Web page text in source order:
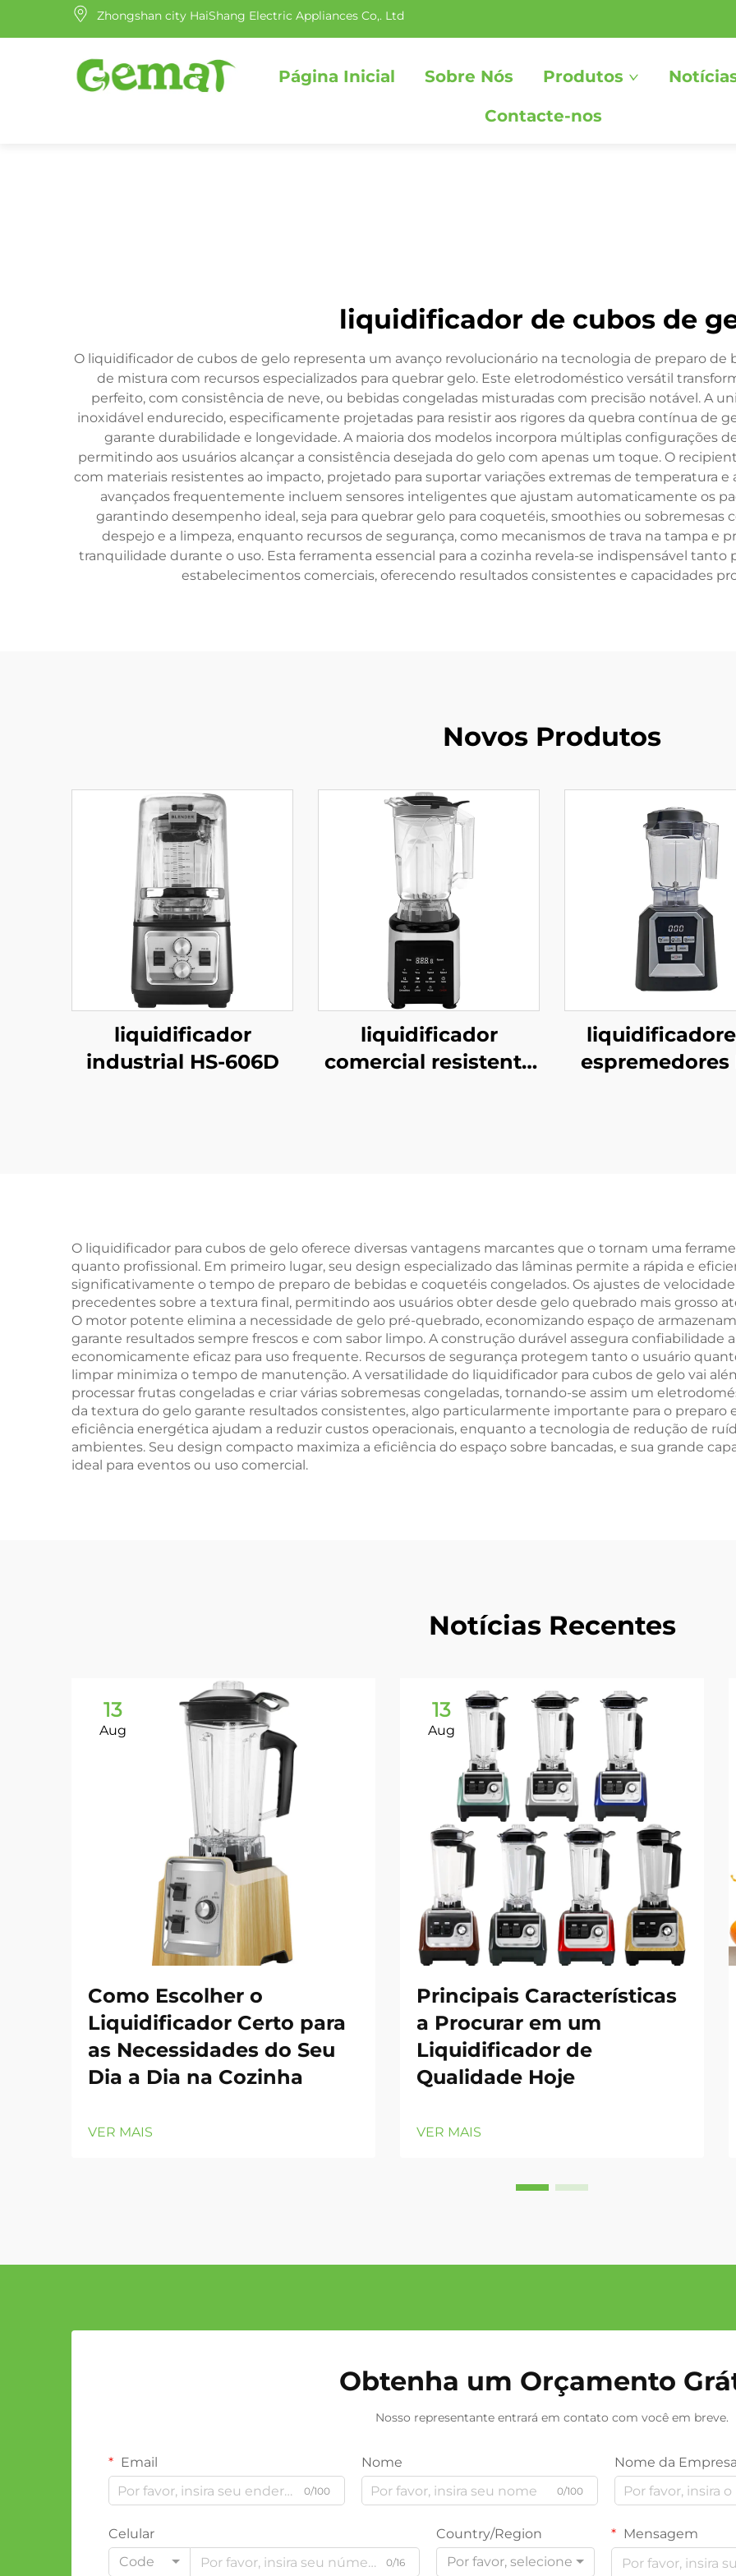
Zhongshan city HaiShang Electric Appliances Co,. Ltd
Página Inicial Sobre Nós Produtos
Contacte-nos
liquidificador de cubos de
O liquidificador de cubos de gelo representa um avanço revolucionário na tecnologia de preparo de
de mistura com recursos especializados para quebrar gelo. Este eletrodoméstico versátil
perfeito, com consistência de neve, ou bebidas congeladas misturadas com precisão notável. A
inoxidável endurecido, especificamente projetadas para resistir aos rigores da quebra contínua de
garante durabilidade e longevidade. A maioria dos modelos incorpora múltiplas configurações
permitindo aos usuários alcançar a consistência desejada do gelo com apenas um toque. O
com materiais resistentes ao impacto, projetado para suportar variações extremas de temperatura e
avançados frequentemente incluem sensores inteligentes que ajustam automaticamente os
garantindo desempenho ideal, seja para quebrar gelo para coquetéis, smoothies ou sobremesas
despejo e a limpeza, enquanto recursos de segurança, como mecanismos de trava na tampa e
tranquilidade durante o uso. Esta ferramenta essencial para a cozinha revela-se indispensável
estabelecimentos comerciais, oferecendo resultados consistentes e capacidades
Novos Produtos
liquidificador
industrial HS-606D
liquidificador
comercial resistente
espremedores
O liquidificador para cubos de gelo oferece diversas vantagens marcantes que o tornam uma
quanto profissional. Em primeiro lugar, seu design especializado das lâminas permite a rápida e
significativamente o tempo de preparo de bebidas e coquetéis congelados. Os ajustes de
precedentes sobre a textura final, permitindo aos usuários obter desde gelo quebrado mais grosso
O motor potente elimina a necessidade de gelo pré-quebrado, economizando espaço de
garante resultados sempre frescos e com sabor limpo. A construção durável assegura
economicamente eficaz para uso frequente. Recursos de segurança protegem tanto o usuário
limpar minimiza o tempo de manutenção. A versatilidade do liquidificador para cubos de gelo vai
processar frutas congeladas e criar várias sobremesas congeladas, tornando-se assim um
da textura do gelo garante resultados consistentes, algo particularmente importante para o preparo
eficiência energética ajudam a reduzir custos operacionais, enquanto a tecnologia de redução de
ambientes. Seu design compacto maximiza a eficiência do espaço sobre bancadas, e sua grande
ideal para eventos ou uso comercial.
Notícias Recentes
13
Aug
Como Escolher o
Liquidificador Certo para
as Necessidades do Seu
Dia a Dia na Cozinha
VER MAIS
13
Aug
Principais Características
a Procurar em um
Liquidificador de
Qualidade Hoje
VER MAIS
Obtenha um Orçamento
Nosso representante entrará em contato com você em breve.
Email
0/100
Nome
0/100
Nome da Empresa
Celular
Code
0/16
Country/Region
Por favor, selecione
Mensagem